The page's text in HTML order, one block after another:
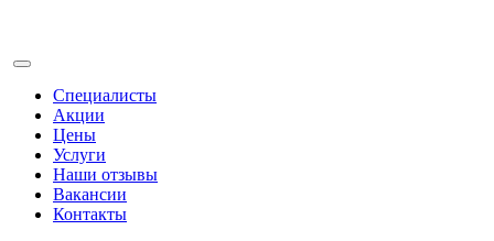
Специалисты
Акции
Цены
Услуги
Наши отзывы
Вакансии
Контакты